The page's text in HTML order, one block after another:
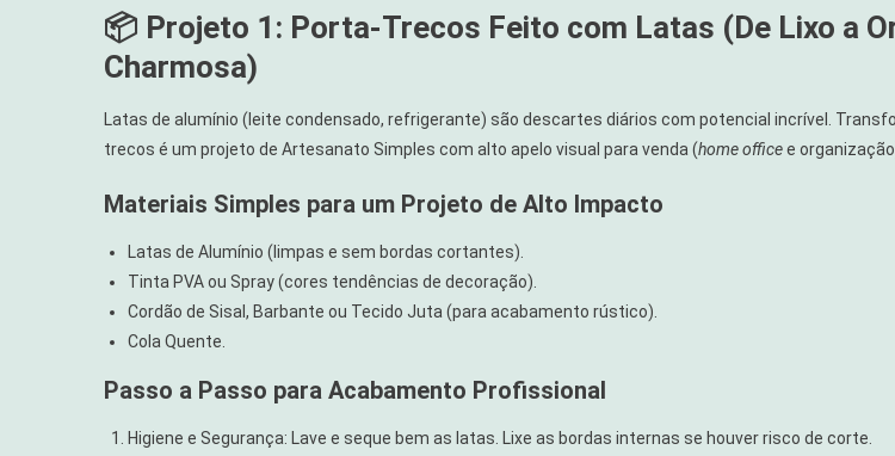
📦 Projeto 1: Porta-Trecos Feito com Latas (De Lixo a
Charmosa)
Latas de alumínio (leite condensado, refrigerante) são descartes diários com potencial incrível.
trecos é um projeto de Artesanato Simples com alto apelo visual para venda (home officee
Materiais Simples para um Projeto de Alto Impacto
Latas de Alumínio (limpas e sem bordas cortantes).
Tinta PVA ou Spray (cores tendências de decoração).
Cordão de Sisal, Barbante ou Tecido Juta (para acabamento rústico).
Cola Quente.
Passo a Passo para Acabamento Profissional
Higiene e Segurança: Lave e seque bem as latas. Lixe as bordas internas se houver risco de corte.